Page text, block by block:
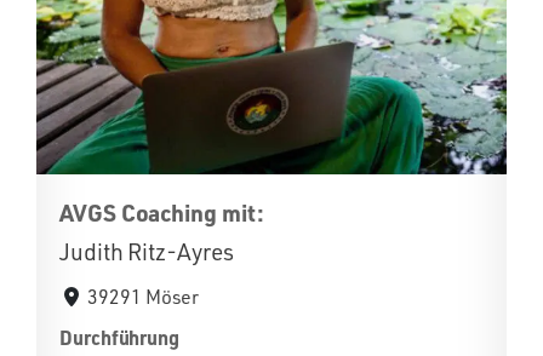
AVGS Coaching mit:
Judith Ritz-Ayres
39291 Möser
Durchführung